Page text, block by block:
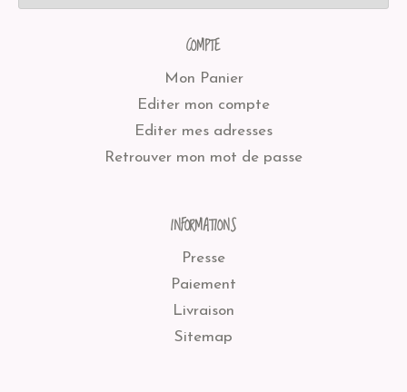
COMPTE
Mon Panier
Editer mon compte
Editer mes adresses
Retrouver mon mot de passe
INFORMATIONS
Presse
Paiement
Livraison
Sitemap